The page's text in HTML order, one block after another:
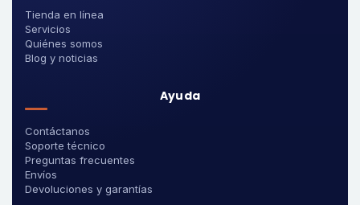
Tienda en línea
Servicios
Quiénes somos
Blog y noticias
Ayuda
Contáctanos
Soporte técnico
Preguntas frecuentes
Envíos
Devoluciones y garantías